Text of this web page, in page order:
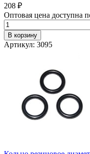
208 ₽
Оптовая цена доступна
В корзину
Артикул: 3095